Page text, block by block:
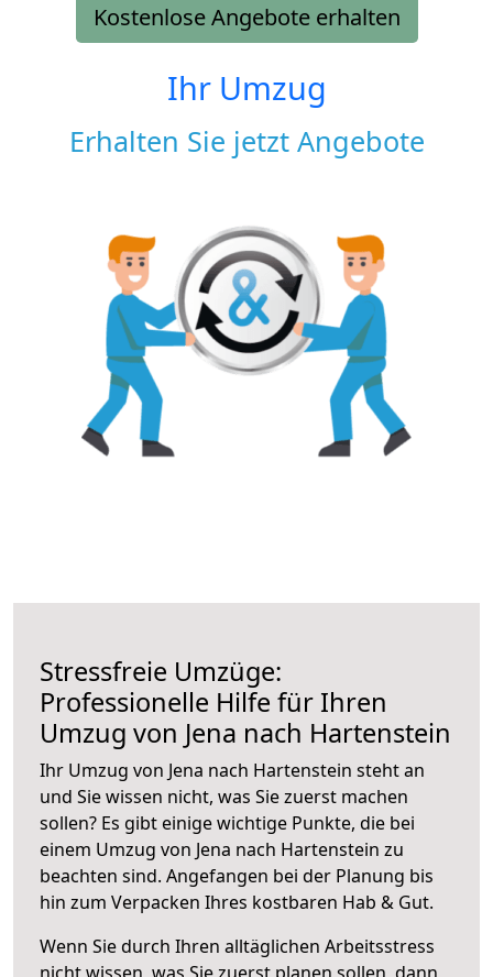
Kostenlose Angebote erhalten
Ihr Umzug
Erhalten Sie jetzt Angebote
Stressfreie Umzüge:
Professionelle Hilfe für Ihren
Umzug von Jena nach Hartenstein
Ihr Umzug von Jena nach Hartenstein steht an
und Sie wissen nicht, was Sie zuerst machen
sollen? Es gibt einige wichtige Punkte, die bei
einem Umzug von Jena nach Hartenstein zu
beachten sind. Angefangen bei der Planung bis
hin zum Verpacken Ihres kostbaren Hab & Gut.
Wenn Sie durch Ihren alltäglichen Arbeitsstress